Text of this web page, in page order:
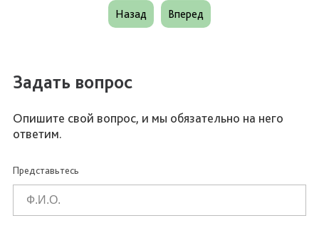
Назад Вперед
Задать вопрос
Опишите свой вопрос, и мы обязательно на него
ответим.
Представьтесь